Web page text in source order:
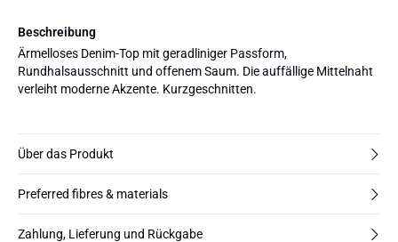
Beschreibung
Ärmelloses Denim-Top mit geradliniger Passform,
Rundhalsausschnitt und offenem Saum. Die auffällige Mittelnaht
verleiht moderne Akzente. Kurzgeschnitten.
Über das Produkt
Preferred fibres & materials
Zahlung, Lieferung und Rückgabe